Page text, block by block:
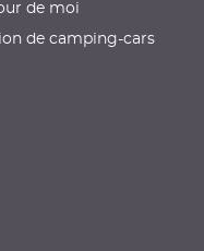
de moi
de camping-cars